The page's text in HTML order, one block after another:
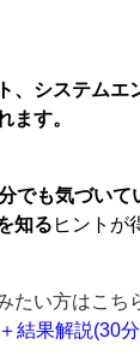
、システムエ
ます。
でも気づいて
知る ヒントが
たい方はこち
結果解説(30